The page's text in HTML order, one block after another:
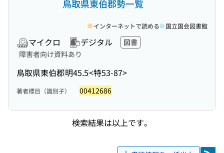
鳥取県東伯郡勢一覧
マイクロ デジタル
図書
障害者向け資料あり
鳥取県東伯郡明45.5<特53-87>
インターネットで読める 国立国会図書館
著者標目（識別子） 00412686
検索結果は以上です。